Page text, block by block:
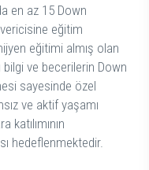
en az 15 Down
eğitim
eğitimi almış olan
bilgi ve becerilerin Down
sayesinde özel
ve aktif yaşamı
hedeflenmektedir.